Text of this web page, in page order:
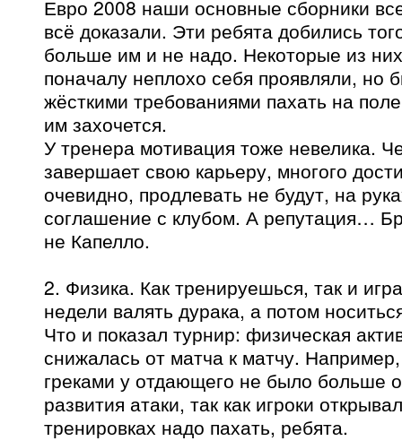
Евро 2008 наши основные сборники
всё доказали. Эти ребята добились
больше им и не надо. Некоторые из
поначалу неплохо себя проявляли, но
жёсткими требованиями пахать на
им захочется.
У тренера мотивация тоже невелика.
завершает свою карьеру, многого
очевидно, продлевать не будут, на
соглашение с клубом. А репутация…
не Капелло.
2. Физика. Как тренируешься, так и
недели валять дурака, а потом
Что и показал турнир: физическая
снижалась от матча к матчу.
греками у отдающего не было больше
развития атаки, так как игроки
тренировках надо пахать, ребята.